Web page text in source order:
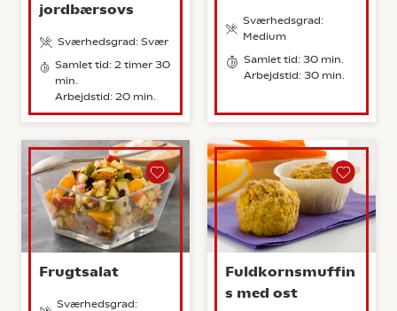
jordbærsovs
Sværhedsgrad: Svær
Samlet tid: 2 timer 30
min.
Arbejdstid: 20 min.
Sværhedsgrad:
Medium
Samlet tid: 30 min.
Arbejdstid: 30 min.
Frugtsalat
Sværhedsgrad:
Fuldkornsmuffin
s med ost